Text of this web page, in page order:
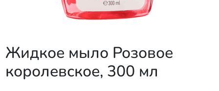
Жидкое мыло Розовое
королевское, 300 мл